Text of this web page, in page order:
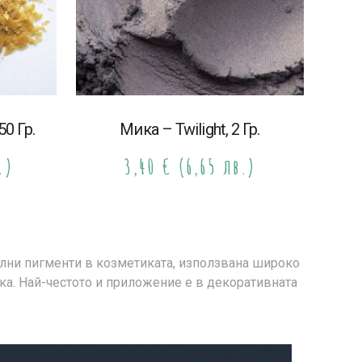
Гр. Мика – Twilight, 2 Гр.
3,40 € (6,65 лв.)
пигменти в козметиката, използвана широко
Най-честото и приложение е в декоративната